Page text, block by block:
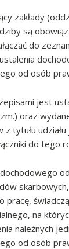
zakłady
są
do
od osób
jest
oraz
z tytułu
do tego
na
należnych
od osób